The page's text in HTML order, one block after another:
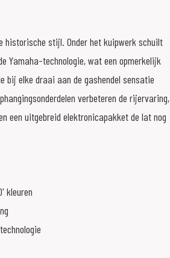
historische stijl. Onder het kuipwerk schuilt
Yamaha-technologie, wat een opmerkelijk
bij elke draai aan de gashendel sensatie
verbeteren de rijervaring,
een uitgebreid elektronicapakket de lat nog
kleuren